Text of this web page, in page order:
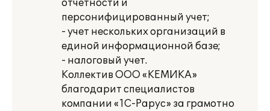
отчетности и
персонифицированный учет;
- учет нескольких организаций в
единой информационной базе;
- налоговый учет.
Коллектив ООО «КЕМИКА»
благодарит специалистов
компании «1С-Рарус» за грамотно